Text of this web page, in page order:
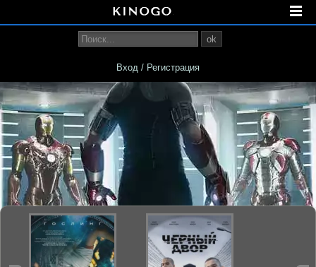
ok
Вход / Регистрация